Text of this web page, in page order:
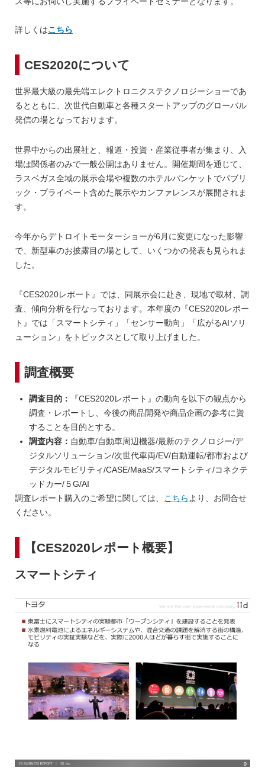
詳しくはこちら
CES2020について
世界最大級の最先端エレクトロニクステクノロジーショーであ
るとともに、次世代自動車と各種スタートアップのグローバル
発信の場となっております。
世界中からの出展社と、報道・投資・産業従事者が集まり、入
場は関係者のみで一般公開はありません。開催期間を通じて、
ラスベガス全域の展示会場や複数のホテルバンケットでパブリ
ック・プライベート含めた展示やカンファレンスが展開されま
す。
今年からデトロイトモーターショーが6月に変更になった影響
で、新型車のお披露目の場として、いくつかの発表も見られま
した。
『CES2020レポート』では、同展示会に赴き、現地で取材、調
査、傾向分析を行なっております。本年度の『CES2020レポー
ト』では「スマートシティ」「センサー動向」「広がるAIソリ
ューション」をトピックスとして取り上げました。
調査概要
調査目的：
『CES2020レポート』の動向を以下の観点から
調査・レポートし、今後の商品開発や商品企画の参考に資
することを目的とする。
調査内容： 自動車/自動車周辺機器/最新のテクノロジー/デ
ジタルソリューション/次世代車両/EV/自動運転/都市および
デジタルモビリティ/CASE/MaaS/スマートシティ/コネクテ
ッドカー/５G/AI
調査レポート購入のご希望に関しては、 こちらより、お問合せ
ください。
【CES2020レポート概要】
スマートシティ